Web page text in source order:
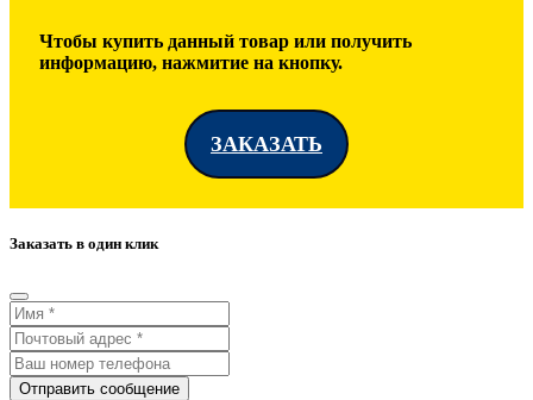
Чтобы купить данный товар или получить
информацию, нажмитие на кнопку.
ЗАКАЗАТЬ
Заказать в один клик
Отправить сообщение